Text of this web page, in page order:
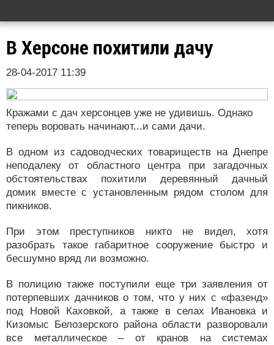
В Херсоне похитили дачу
28-04-2017 11:39
Кражами с дач херсонцев уже не удивишь. Однако
теперь воровать начинают...и сами дачи.
В одном из садоводческих товариществ на Днепре
неподалеку от областного центра при загадочных
обстоятельствах похитили деревянный дачный
домик вместе с установленным рядом столом для
пикников.
При этом преступников никто не видел, хотя
разобрать такое габаритное сооружение быстро и
бесшумно вряд ли возможно.
В полицию также поступили еще три заявления от
потерпевших дачников о том, что у них с «фазенд»
под Новой Каховкой, а также в селах Ивановка и
Кизомыс Белозерского района области разворовали
все металлическое – от кранов на системах